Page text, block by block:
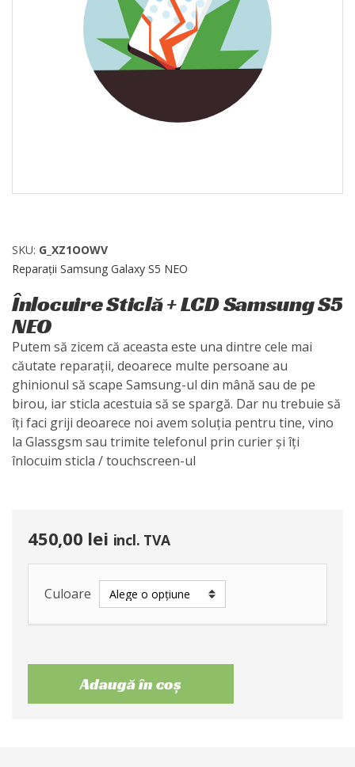
SKU: G_XZ1OOWV
Reparații Samsung Galaxy S5 NEO
Înlocuire Sticlă + LCD Samsung S5
NEO
Putem să zicem că aceasta este una dintre cele mai
căutate reparații, deoarece multe persoane au
ghinionul să scape Samsung-ul din mână sau de pe
birou, iar sticla acestuia să se spargă. Dar nu trebuie să
îți faci griji deoarece noi avem soluția pentru tine, vino
la Glassgsm sau trimite telefonul prin curier și îți
înlocuim sticla / touchscreen-ul
450,00 lei incl. TVA
Culoare
Adaugă în coș